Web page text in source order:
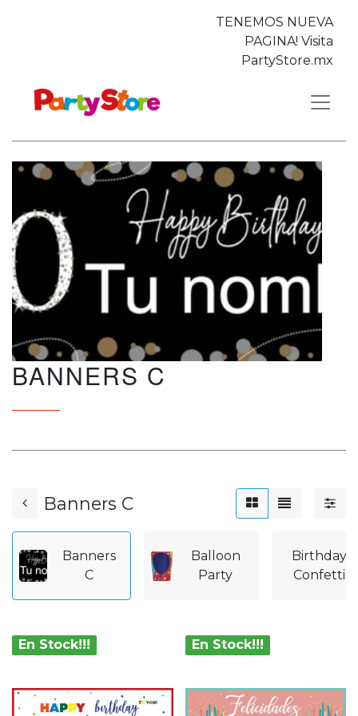
TENEMOS NUEVA
PAGINA! Visita
PartyStore.mx
BANNERS C
Banners C
Banners
C
Balloon
Party
Birthday
Confetti
En Stock!!! En Stock!!!